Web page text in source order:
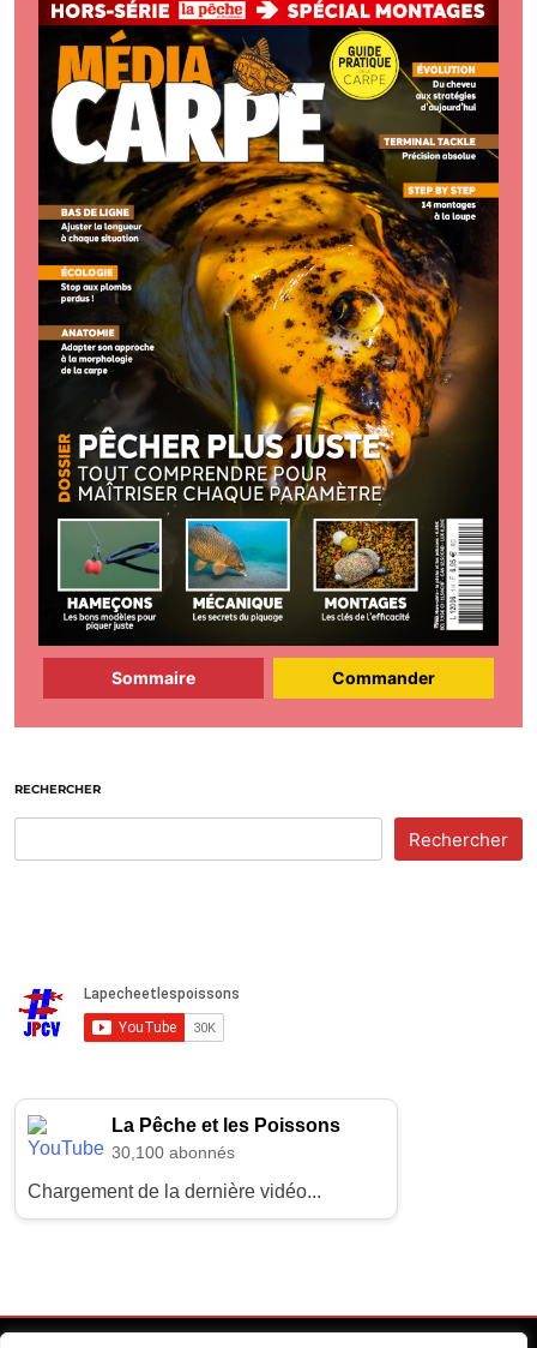
Sommaire Commander
RECHERCHER
Rechercher
La Pêche et les Poissons
30,100 abonnés
Chargement de la dernière vidéo...